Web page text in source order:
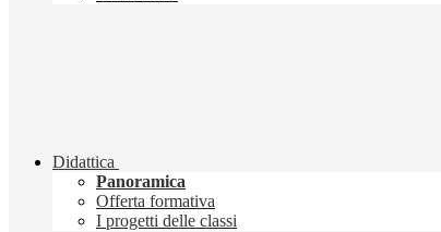
Didattica
Panoramica
Offerta formativa
I progetti delle classi